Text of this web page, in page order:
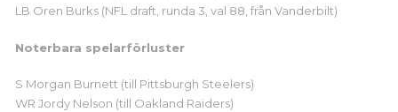
LB Oren Burks (NFL draft, runda 3, val 88, från Vanderbilt)
Noterbara spelarförluster
S Morgan Burnett (till Pittsburgh Steelers)
WR Jordy Nelson (till Oakland Raiders)